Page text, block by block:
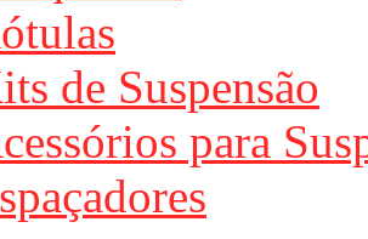
de Suspensão
para